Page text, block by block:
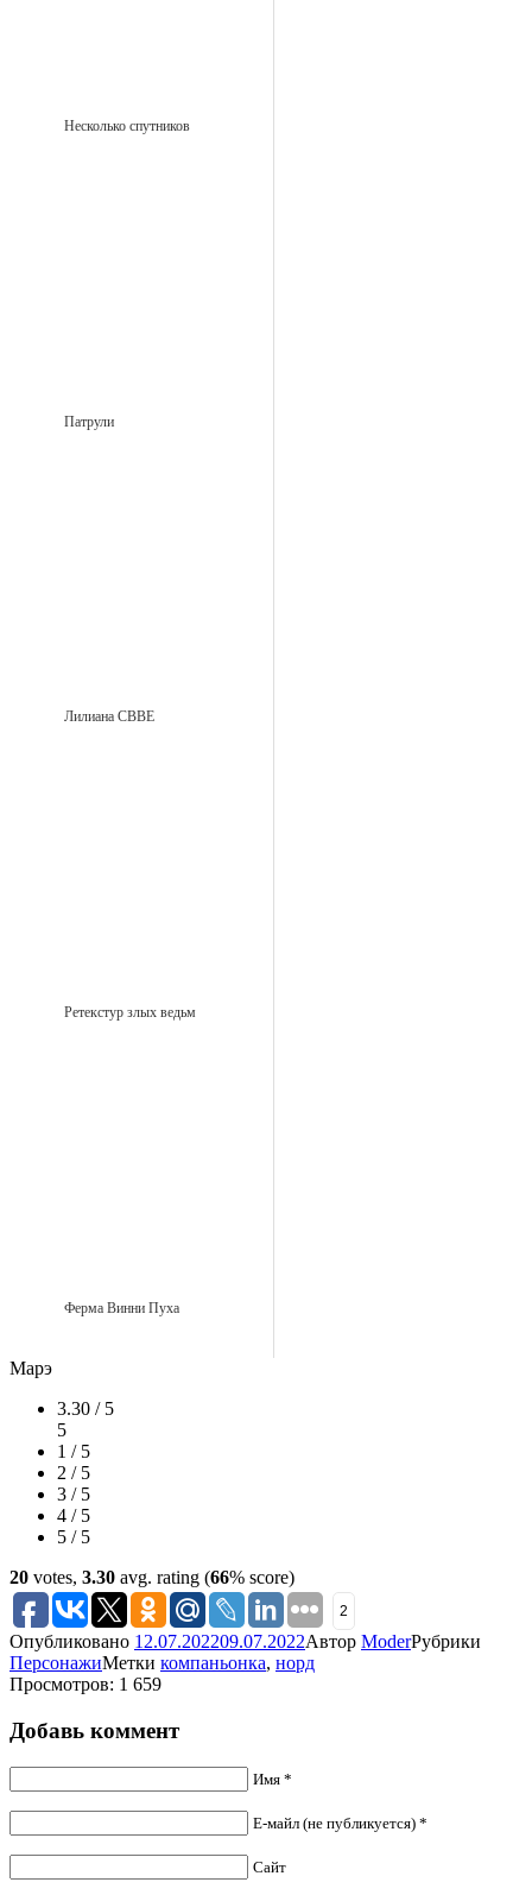
Несколько спутников
Патрули
Лилиана CBBE
Ретекстур злых ведьм
Ферма Винни Пуха
Марэ
3.30 / 5
5
1 / 5
2 / 5
3 / 5
4 / 5
5 / 5
20 votes, 3.30 avg. rating (66% score)
2
Опубликовано 12.07.202209.07.2022Автор ModerРубрики
ПерсонажиМетки компаньонка, норд
Просмотров: 1 659
Добавь коммент
Имя *
Е-майл (не публикуется) *
Сайт